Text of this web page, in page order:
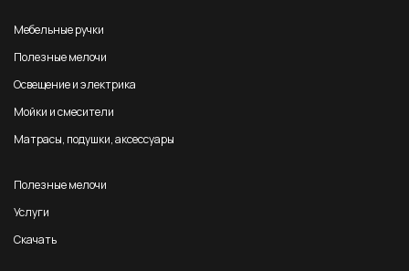
Мебельные ручки
Полезные мелочи
Освещение и электрика
Мойки и смесители
Матрасы, подушки, аксессуары
Полезные мелочи
Услуги
Скачать